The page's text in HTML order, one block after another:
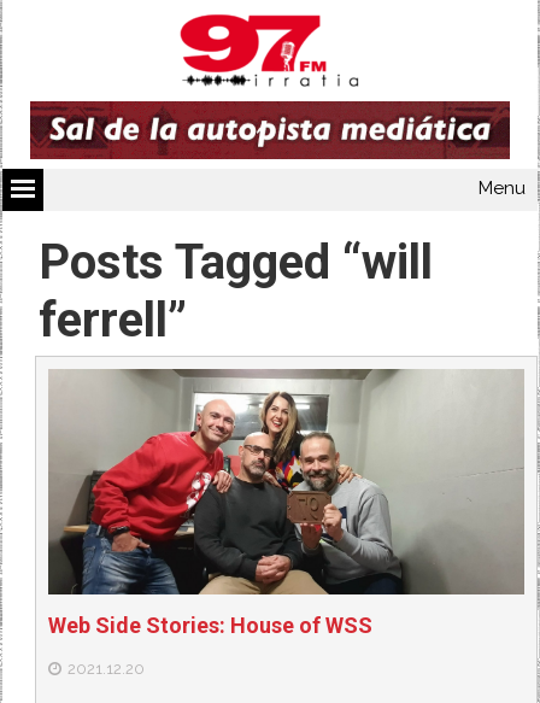
Menu
Posts Tagged “will
ferrell”
Web Side Stories: House of WSS
2021.12.20